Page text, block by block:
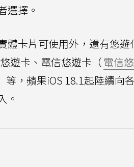
選擇。
體卡片可使用外，還有悠遊
遊卡、電信悠遊卡（電信
等，蘋果iOS 18.1起陸續向
。